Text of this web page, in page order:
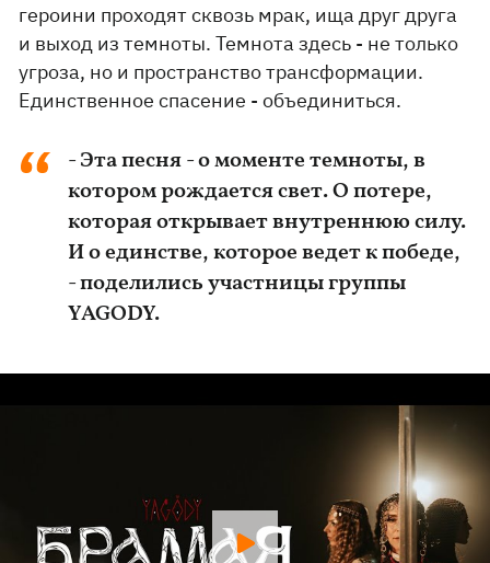
героини проходят сквозь мрак, ища друг друга
и выход из темноты. Темнота здесь - не только
угроза, но и пространство трансформации.
Единственное спасение - объединиться.
- Эта песня - о моменте темноты, в
котором рождается свет. О потере,
которая открывает внутреннюю силу.
И о единстве, которое ведет к победе,
- поделились участницы группы
YAGODY.